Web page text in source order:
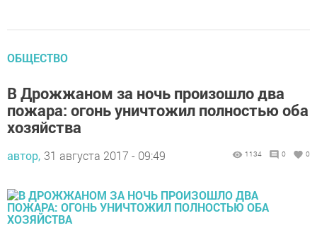
ОБЩЕСТВО
В Дрожжаном за ночь произошло два
пожара: огонь уничтожил полностью оба
хозяйства
автор, 31 августа 2017 - 09:49 1134 0 0